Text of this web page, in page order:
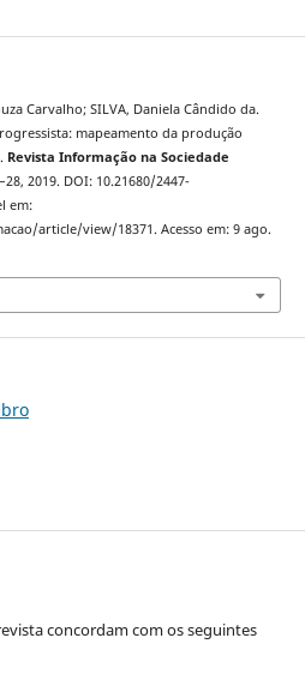
Carvalho; SILVA, Daniela Cândido da.
mapeamento da produção
Revista Informação na Sociedade
2019. DOI: 10.21680/2447-
em:
article/view/18371. Acesso em: 9 ago.
concordam com os seguintes